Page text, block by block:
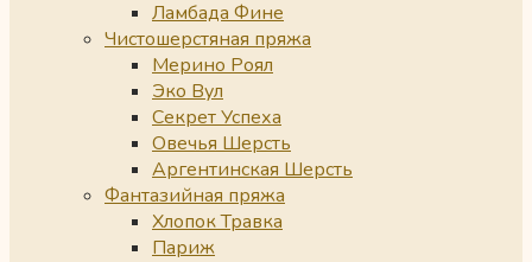
Ламбада Фине
Чистошерстяная пряжа
Мерино Роял
Эко Вул
Секрет Успеха
Овечья Шерсть
Аргентинская Шерсть
Фантазийная пряжа
Хлопок Травка
Париж